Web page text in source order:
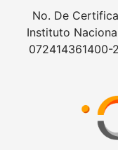
No. De
Instituto
072414361400-